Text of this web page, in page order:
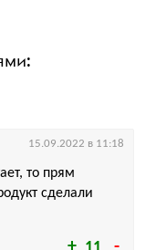
то прям
сделали
15.09.2022 в 11:18